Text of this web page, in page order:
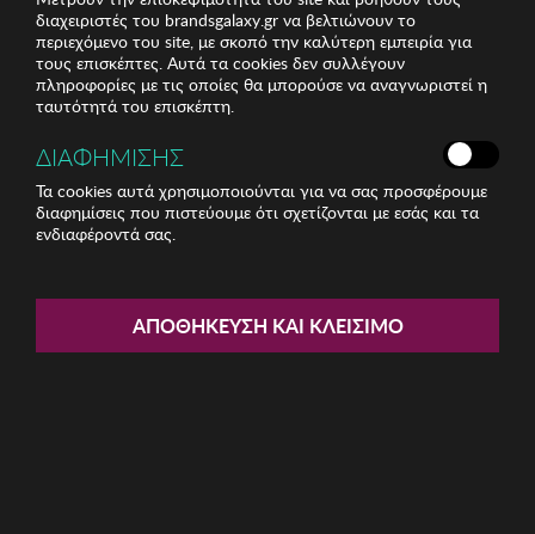
Ανδρικά Γυαλιά Ηλίου Winona
διαχειριστές του brandsgalaxy.gr να βελτιώνουν το
περιεχόμενο του site, με σκοπό την καλύτερη εμπειρία για
τους επισκέπτες. Αυτά τα cookies δεν συλλέγουν
πληροφορίες με τις οποίες θα μπορούσε να αναγνωριστεί η
ταυτότητά του επισκέπτη.
ΔΙΑΦΗΜΙΣΗΣ
Τα cookies αυτά χρησιμοποιούνται για να σας προσφέρουμε
διαφημίσεις που πιστεύουμε ότι σχετίζονται με εσάς και τα
ενδιαφέροντά σας.
ΑΠΟΘΉΚΕΥΣΗ ΚΑΙ ΚΛΕΊΣΙΜΟ